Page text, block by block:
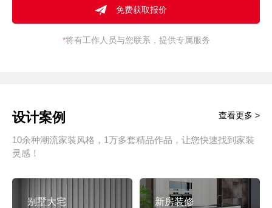
*将有工作人员与您联系，提供专属服务
设计案例
10余种潮流家装风格，1万多套精品作品，让您快速找到家装
灵感！
查看更多 >
别墅大宅 新房装修